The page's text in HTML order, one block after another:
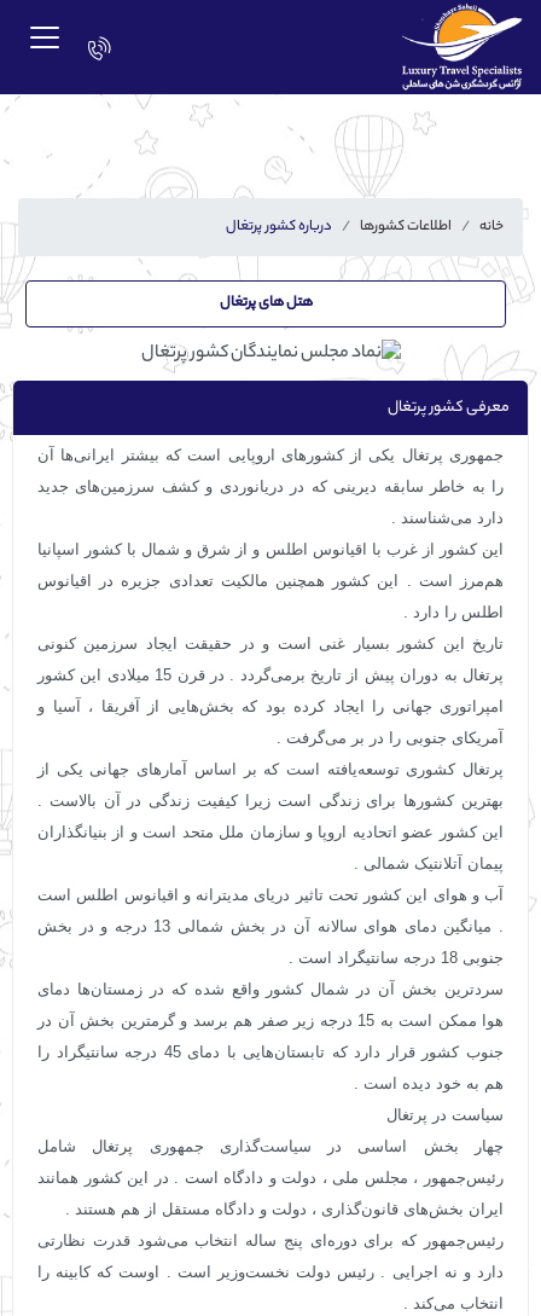
خانه اطلاعات کشورها درباره کشور پرتغال
هتل های پرتغال
معرفی کشور پرتغال
جمهوری پرتغال یکی از کشورهای اروپایی است که بیشتر ایرانی‌ها آن
را به خاطر سابقه دیرینی که در دریانوردی و کشف سرزمین‌های جدید
دارد می‌شناسند .
این کشور از غرب با اقیانوس اطلس و از شرق و شمال با کشور اسپانیا
هم‌مرز است . این کشور همچنین مالکیت تعدادی جزیره در اقیانوس
اطلس را دارد .
تاریخ این کشور بسیار غنی است و در حقیقت ایجاد سرزمین کنونی
پرتغال به دوران پیش از تاریخ برمی‌گردد . در قرن 15 میلادی این کشور
امپراتوری جهانی را ایجاد کرده بود که بخش‌هایی از آفریقا ، آسیا و
آمریکای جنوبی را در بر می‌گرفت .
پرتغال کشوری توسعه‌یافته است که بر اساس آمارهای جهانی یکی از
بهترین کشورها برای زندگی است زیرا کیفیت زندگی در آن بالاست .
این کشور عضو اتحادیه اروپا و سازمان ملل متحد است و از بنیانگذاران
پیمان آتلانتیک شمالی .
آب و هوای این کشور تحت تاثیر دریای مدیترانه و اقیانوس اطلس است
. میانگین دمای هوای سالانه آن در بخش شمالی 13 درجه و در بخش
جنوبی 18 درجه سانتیگراد است .
سردترین بخش آن در شمال کشور واقع شده که در زمستان‌ها دمای
هوا ممکن است به 15 درجه زیر صفر هم برسد و گرمترین بخش آن در
جنوب کشور قرار دارد که تابستان‌هایی با دمای 45 درجه سانتیگراد را
هم به خود دیده است .
سیاست در پرتغال
چهار بخش اساسی در سیاست‌گذاری جمهوری پرتغال شامل
رئیس‌جمهور ، مجلس ملی ، دولت و دادگاه است . در این کشور همانند
ایران بخش‌های قانون‌گذاری ، دولت و دادگاه مستقل از هم هستند .
رئیس‌جمهور که برای دوره‌ای پنج ساله انتخاب می‌شود قدرت نظارتی
دارد و نه اجرایی . رئیس دولت نخست‌وزیر است . اوست که کابینه را
انتخاب می‌کند .